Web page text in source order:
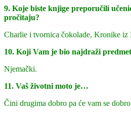
9. Koje biste knjige preporučili
pročitaju?
Charlie i tvornica čokolade, Kronike iz
10. Koji Vam je bio najdraži
Njemački.
11. Vaš životni moto je…
Čini drugima dobro pa će vam se